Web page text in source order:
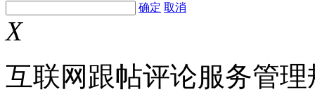
确定 取消
X
互联网跟帖评论服务管理